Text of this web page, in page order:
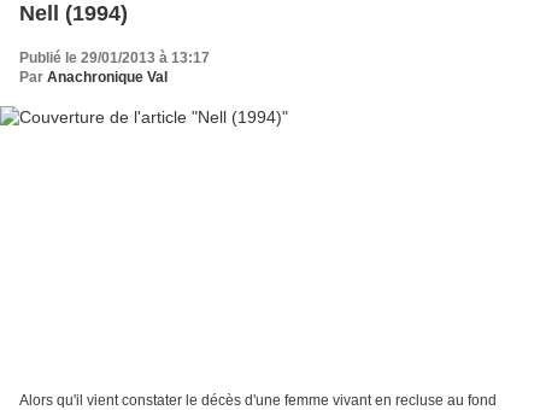
Nell (1994)
Publié le 29/01/2013 à 13:17
Par Anachronique Val
Alors qu'il vient constater le décès d'une femme vivant en recluse au fond